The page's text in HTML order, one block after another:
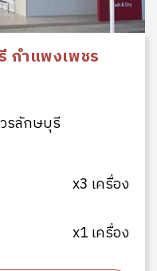
กำแพงเพชร
รลักษบุรี
x3 เครื่อง
x1 เครื่อง